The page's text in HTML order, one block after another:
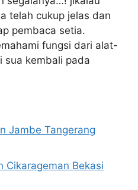
telah cukup jelas dan
pembaca setia.
fungsi dari alat-
sua kembali pada
Jambe Tangerang
Cikarageman Bekasi